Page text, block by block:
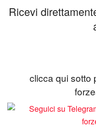
Ricevi
clicca qui sotto